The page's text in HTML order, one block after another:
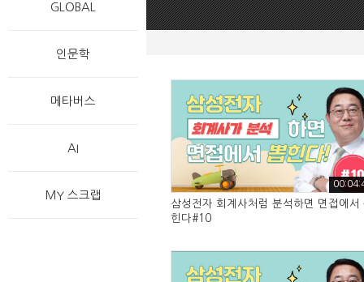
GLOBAL
인문학
메타버스
AI
MY 스크랩
삼성전자 회계사처럼 분석하면 면접에서
힌다#10